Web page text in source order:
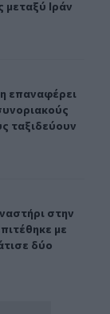
Ιράν
τους
επαναφέρει
επαναφέρει
ταξιδεύουν
Μοναχός
στην
στην
με
δύο